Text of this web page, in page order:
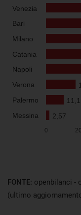
FONTE: openbilanci -
(ultimo